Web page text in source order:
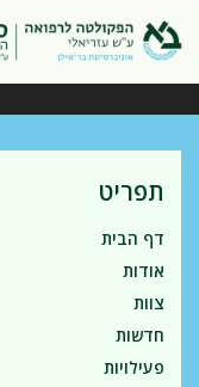
תפריט
דף הבית
אודות
צוות
חדשות
פעילויות